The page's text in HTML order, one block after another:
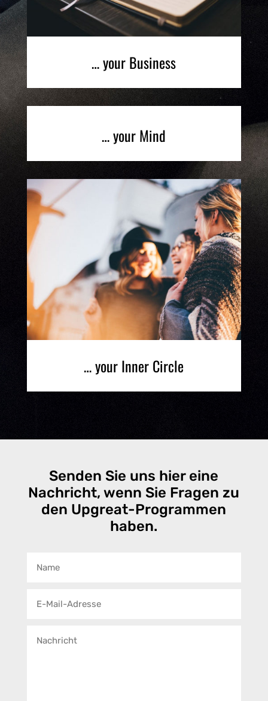
… your Business
… your Mind
… your Inner Circle
Senden Sie uns hier eine
Nachricht, wenn Sie Fragen zu
den Upgreat-Programmen
haben.